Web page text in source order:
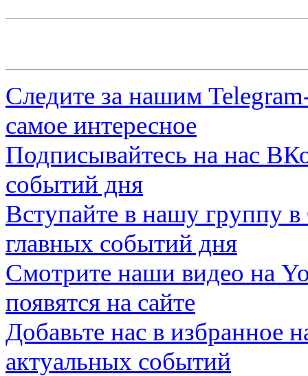
Следите за нашим
самое интересное
Подписывайтесь на нас
событий дня
Вступайте в нашу группу в
главных событий дня
Смотрите наши видео на
появятся на сайте
Добавьте нас в избранное
актуальных событий